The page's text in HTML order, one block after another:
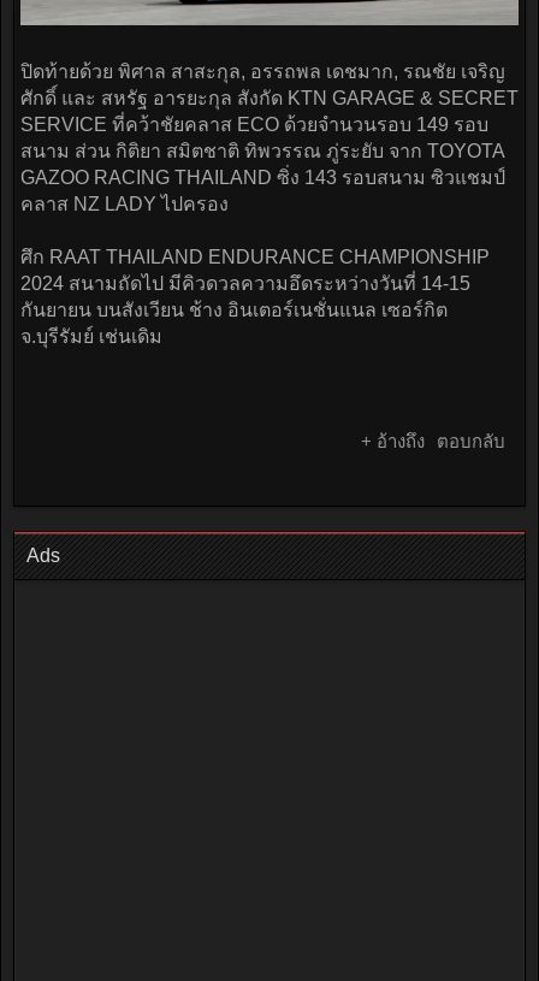
ปิดท้ายด้วย พิศาล สาสะกุล, อรรถพล เดชมาก, รณชัย เจริญ
ศักดิ์ และ สหรัฐ อารยะกุล สังกัด KTN GARAGE & SECRET
SERVICE ที่คว้าชัยคลาส ECO ด้วยจำนวนรอบ 149 รอบ
สนาม ส่วน กิติยา สมิตชาติ ทิพวรรณ ภู่ระยับ จาก TOYOTA
GAZOO RACING THAILAND ซิ่ง 143 รอบสนาม ซิวแชมป์
คลาส NZ LADY ไปครอง
ศึก RAAT THAILAND ENDURANCE CHAMPIONSHIP
2024 สนามถัดไป มีคิวดวลความอึดระหว่างวันที่ 14-15
กันยายน บนสังเวียน ช้าง อินเตอร์เนชั่นแนล เซอร์กิต
จ.บุรีรัมย์ เช่นเดิม
+ อ้างถึง ตอบกลับ
Ads